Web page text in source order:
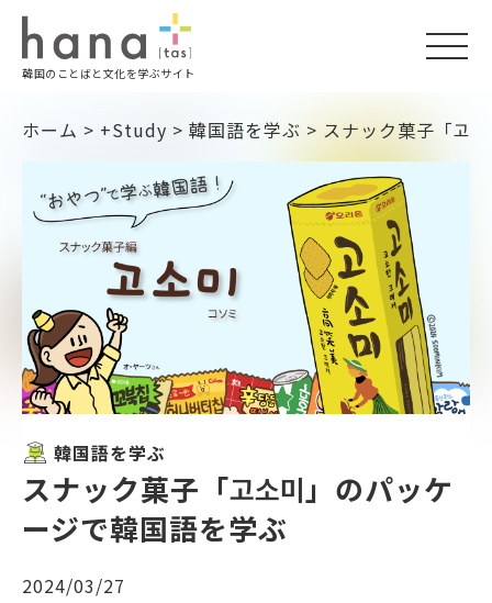
韓国のことばと文化を学ぶサイト
ホーム > +Study > 韓国語を学ぶ > スナック菓子「고
韓国語を学ぶ
スナック菓子「고소미」のパッケ
ージで韓国語を学ぶ
2024/03/27